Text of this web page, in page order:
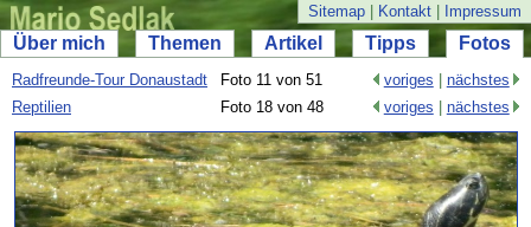
Sitemap Kontakt Impressum
Über mich Themen Artikel Tipps Fotos
Radfreunde-Tour Donaustadt Foto 11 von 51 voriges
nächstes
Reptilien
Foto 18 von 48 voriges nächstes